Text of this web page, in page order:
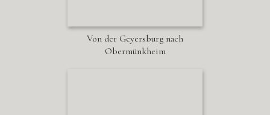
Von der Geyersburg nach
Obermünkheim